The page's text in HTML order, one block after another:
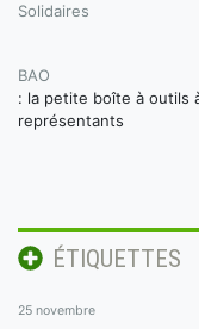
Solidaires
BAO
: la petite boîte à outils
représentants
ÉTIQUETTES
25 novembre